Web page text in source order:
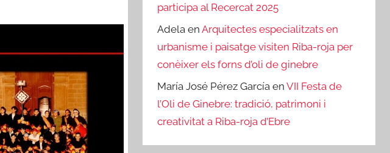
participa al Recercat 2025
Adela enArquitectes especialitzats en
urbanisme i paisatge visiten Riba-roja per
conèixer els forns d’oli de ginebre
María José Pérez García enVII Festa de
l’Oli de Ginebre: tradició, patrimoni i
creativitat a Riba-roja d’Ebre